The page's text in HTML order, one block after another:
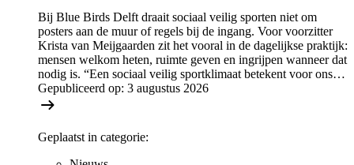
Bij Blue Birds Delft draait sociaal veilig sporten niet om
posters aan de muur of regels bij de ingang. Voor voorzitter
Krista van Meijgaarden zit het vooral in de dagelijkse praktijk:
mensen welkom heten, ruimte geven en ingrijpen wanneer dat
nodig is. “Een sociaal veilig sportklimaat betekent voor ons…
Gepubliceerd op: 3 augustus 2026
Geplaatst in categorie: